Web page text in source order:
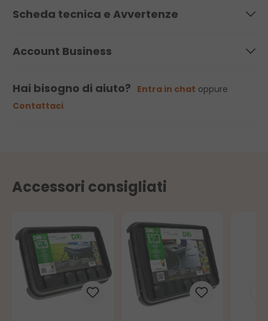
Scheda tecnica e Avvertenze
Account Business
Hai bisogno di aiuto? Entra in chat oppure
Contattaci
Accessori consigliati